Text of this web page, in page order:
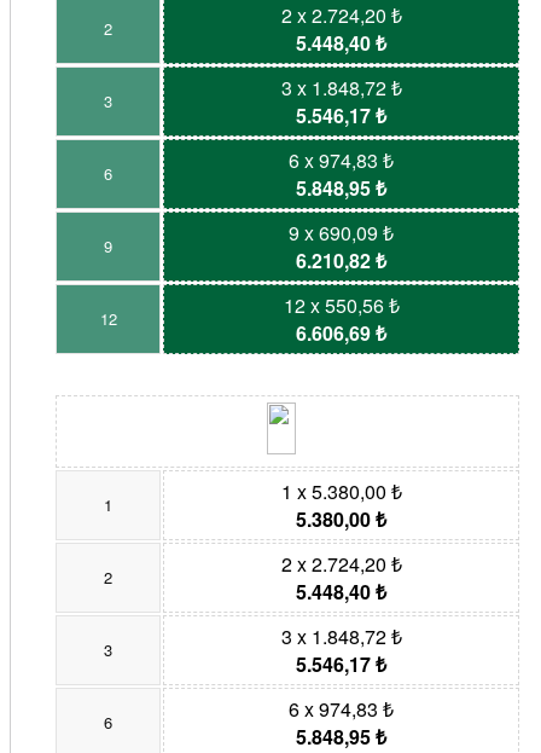
2
2 x 2.724,20 ₺
5.448,40 ₺
3
3 x 1.848,72 ₺
5.546,17 ₺
6
6 x 974,83 ₺
5.848,95 ₺
9
9 x 690,09 ₺
6.210,82 ₺
12
12 x 550,56 ₺
6.606,69 ₺
1
1 x 5.380,00 ₺
5.380,00 ₺
2
2 x 2.724,20 ₺
5.448,40 ₺
3
3 x 1.848,72 ₺
5.546,17 ₺
6
6 x 974,83 ₺
5.848,95 ₺